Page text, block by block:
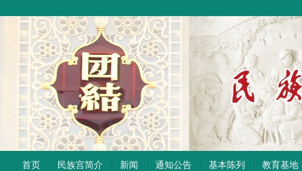
首页 民族宫简介 新闻 通知公告 基本陈列 教育基地